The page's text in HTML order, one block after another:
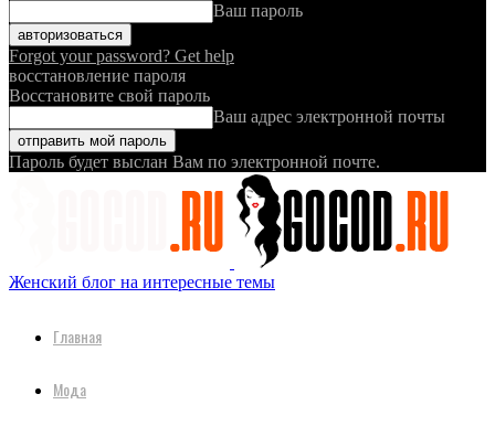
Ваш пароль
Forgot your password? Get help
восстановление пароля
Восстановите свой пароль
Ваш адрес электронной почты
Пароль будет выслан Вам по электронной почте.
Женский блог на интересные темы
Главная
Мода